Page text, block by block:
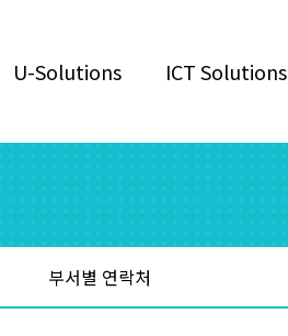
U-Solutions ICT Solutions
부서별 연락처